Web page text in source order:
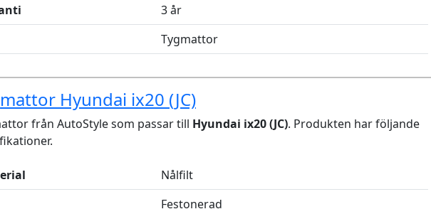
3 år
Tygmattor
Hyundai ix20 (JC)
från AutoStyle som passar till Hyundai ix20 (JC). Produkten har följande
Nålfilt
Festonerad